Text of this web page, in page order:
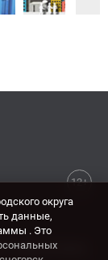
12+
Красногорск,
округа
данные,
. Это